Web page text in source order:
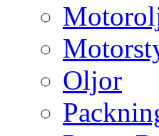
Oljor